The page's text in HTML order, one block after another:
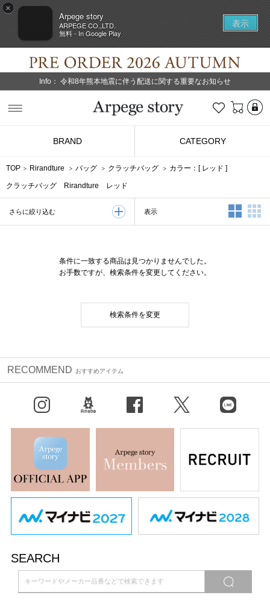
×
Arpege story
ARPEGE CO.,LTD.
無料 - In Google Play
表示
Info： 令和8年熊本地震に伴う配送に関する重要なお知らせ
お気に入り
BRAND CATEGORY
TOP Rirandture バッグ クラッチバッグ カラー：[ レッド ]
クラッチバッグ Rirandture レッド
さらに絞り込む 表示 2列表示
条件に一致する商品は見つかりませんでした。
お手数ですが、検索条件を変更してください。
検索条件を変更
RECOMMEND おすすめアイテム
X（旧Twitter） LINE
SEARCH